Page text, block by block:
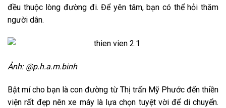
đều thuộc lòng đường đi. Để yên tâm, bạn có thể hỏi thăm
người dân.
Ảnh: @p.h.a.m.binh
Bật mí cho bạn là con đường từ Thị trấn Mỹ Phước đến thiền
viện rất đẹp nên xe máy là lựa chọn tuyệt vời để di chuyển.